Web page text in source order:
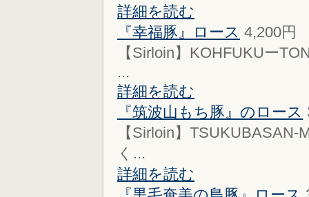
詳細を読む
『幸福豚』ロース 4,200円
【Sirloin】KOHFUKUー
...
詳細を読む
『筑波山もち豚』のロース
【Sirloin】TSUKUBASAN-
く...
詳細を読む